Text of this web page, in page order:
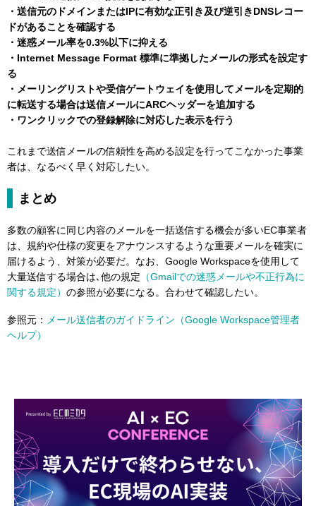
・送信元のドメインまたはIPに有効な正引き及び逆引きDNSレコー
ドがあることを確認する
・迷惑メール率を0.3%以下に抑える
・Internet Message Format 標準に準拠したメールの形式を設定す
る
・メーリングリストや受信ゲートウェイを使用してメールを定期的
に転送する場合は送信メールにARCヘッダーを追加する
・ワンクリックでの登録解除に対応した表示を行う
これまで送信メールの信頼性を高める設定を行ってこなかった事業
者は、なるべく早く対応したい。
まとめ
多数の顧客に同じ内容のメールを一括送信する機会が多いEC事業者
は、規約や仕様の変更をアナウンスするような重要メールを確実に
届けるよう、対策が必要だ。なお、Google Workspaceを使用して
大量送信する場合は､他の規定 （Gmailでの迷惑メールや不正行為に
関する規定） の参照が必要になる。合わせて確認したい。
参照元：
メール送信者のガイドライン（Google Workspace管理者
ヘルプ）